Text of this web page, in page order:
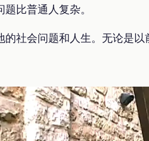
比普通人复杂。
社会问题和人生。无论是